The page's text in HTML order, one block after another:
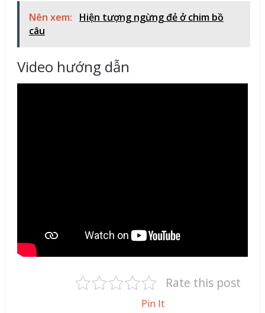
Nên xem:
Hiện tượng ngừng đẻ ở chim bồ
câu
Video hướng dẫn
Rate this post
Pin It